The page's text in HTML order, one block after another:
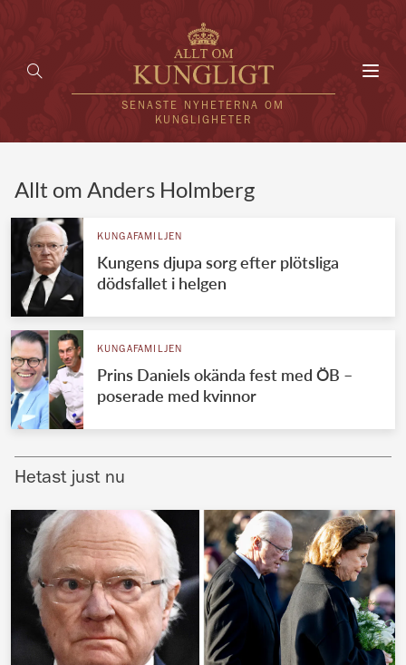
SENASTE NYHETERNA OM
KUNGLIGHETER
UTLÄNDSKT
VÄRLDENS KUNGAHUS
Svenska kungahuset
Brittiska kungahuset
Nederländska kungahuset
Belgiska kungahuset
Jordanska kungahuset
Luxemburgska storhertighuset
Japanska kejsarhuset
REDAKTION
Allt om Anders Holmberg
KUNGAFAMILJEN
Kungens djupa sorg efter plötsliga
dödsfallet i helgen
KUNGAFAMILJEN
Prins Daniels okända fest med ÖB –
poserade med kvinnor
Hetast just nu